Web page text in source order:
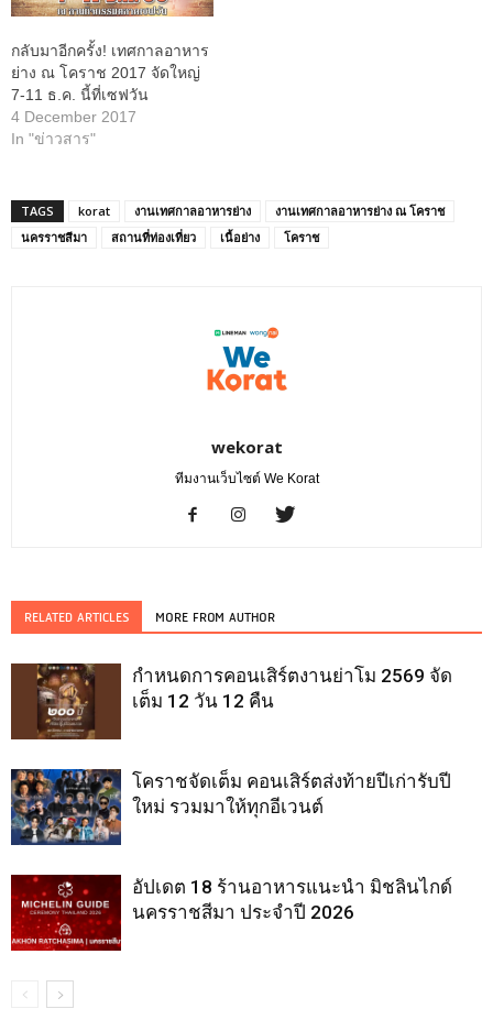
กลับมาอีกครั้ง! เทศกาลอาหาร
ย่าง ณ โคราช 2017 จัดใหญ่
7-11 ธ.ค. นี้ที่เซฟวัน
4 December 2017
In "ข่าวสาร"
TAGS korat งานเทศกาลอาหารย่าง
งานเทศกาลอาหารย่าง ณ โคราช
นครราชสีมา
สถานที่ท่องเที่ยว เนื้อย่าง โคราช
wekorat
ทีมงานเว็บไซต์ We Korat
RELATED ARTICLES MORE FROM AUTHOR
กำหนดการคอนเสิร์ตงานย่าโม 2569 จัด
เต็ม 12 วัน 12 คืน
โคราชจัดเต็ม คอนเสิร์ตส่งท้ายปีเก่ารับปี
ใหม่ รวมมาให้ทุกอีเวนต์
อัปเดต 18 ร้านอาหารแนะนำ มิชลินไกด์
นครราชสีมา ประจำปี 2026